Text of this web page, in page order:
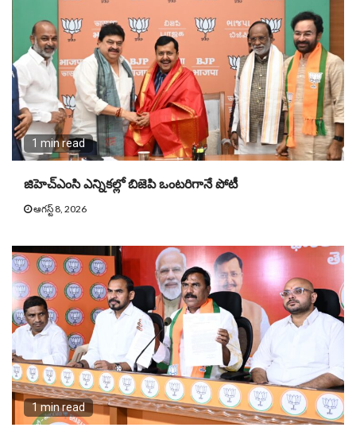
1 min read
జిహెచ్ఎంసి ఎన్నికల్లో బిజెపి ఒంటరిగానే పోటీ
ఆగస్ట్ 8, 2026
1 min read